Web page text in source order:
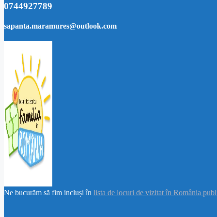
0744927789
sapanta.maramures@outlook.com
Ne bucurăm să fim incluși în lista de locuri de vizitat în România